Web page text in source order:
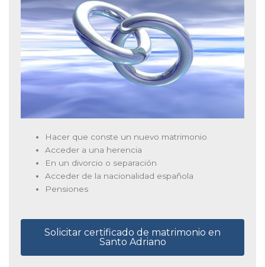
Hacer que conste un nuevo matrimonio
Acceder a una herencia
En un divorcio o separación
Acceder de la nacionalidad española
Pensiones
Solicitar certificado de matrimonio en
Santo Adriano